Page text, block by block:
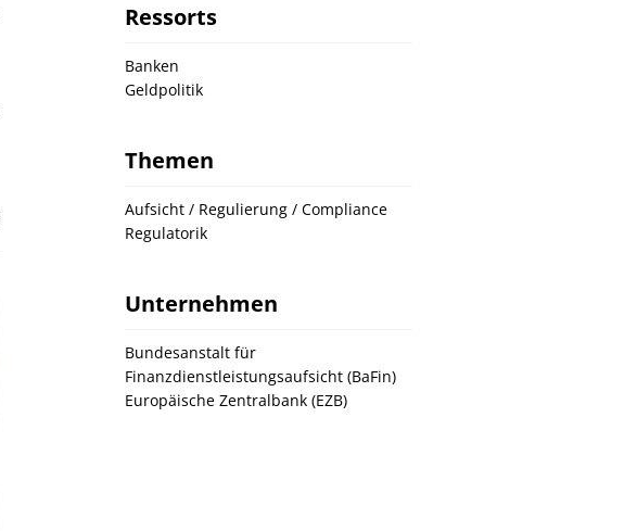
Ressorts
Banken
Geldpolitik
Themen
Aufsicht / Regulierung / Compliance
Regulatorik
Unternehmen
Bundesanstalt für
Finanzdienstleistungsaufsicht (BaFin)
Europäische Zentralbank (EZB)